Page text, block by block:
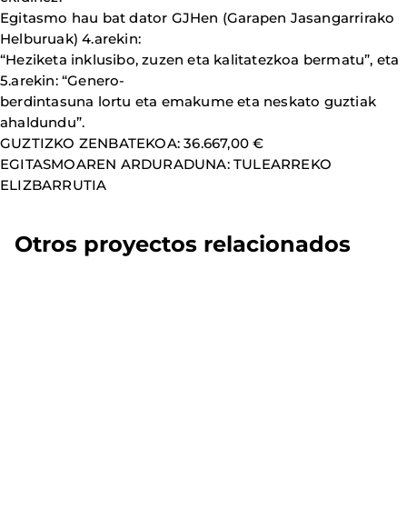
Egitasmo hau bat dator GJHen (Garapen Jasangarrirako
Helburuak) 4.arekin:
“Heziketa inklusibo, zuzen eta kalitatezkoa bermatu”, eta
5.arekin: “Genero-
berdintasuna lortu eta emakume eta neskato guztiak
ahaldundu”.
GUZTIZKO ZENBATEKOA: 36.667,00 €
EGITASMOAREN ARDURADUNA: TULEARREKO
ELIZBARRUTIA
Otros proyectos relacionados